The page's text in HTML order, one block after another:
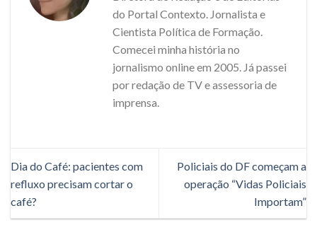
do Portal Contexto. Jornalista e
Cientista Política de Formação.
Comecei minha história no
jornalismo online em 2005. Já passei
por redação de TV e assessoria de
imprensa.
Dia do Café: pacientes com
refluxo precisam cortar o
café?
Policiais do DF começam a
operação “Vidas Policiais
Importam”